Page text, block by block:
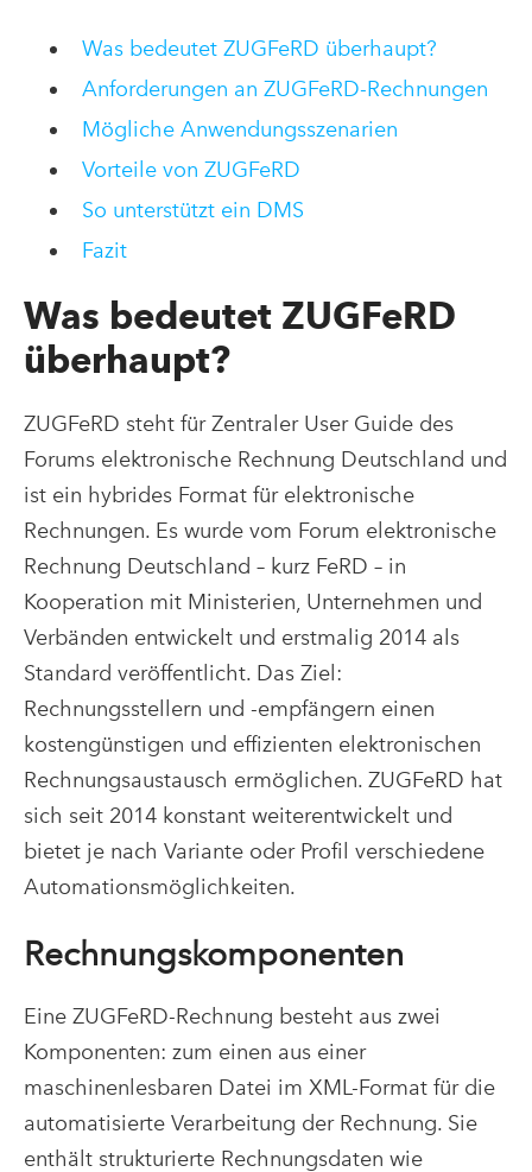
Was bedeutet ZUGFeRD überhaupt?
Anforderungen an ZUGFeRD-Rechnungen
Mögliche Anwendungsszenarien
Vorteile von ZUGFeRD
So unterstützt ein DMS
Fazit
Was bedeutet ZUGFeRD
überhaupt?
ZUGFeRD steht für Zentraler User Guide des
Forums elektronische Rechnung Deutschland und
ist ein hybrides Format für elektronische
Rechnungen. Es wurde vom Forum elektronische
Rechnung Deutschland – kurz FeRD – in
Kooperation mit Ministerien, Unternehmen und
Verbänden entwickelt und erstmalig 2014 als
Standard veröffentlicht. Das Ziel:
Rechnungsstellern und -empfängern einen
kostengünstigen und effizienten elektronischen
Rechnungsaustausch ermöglichen. ZUGFeRD hat
sich seit 2014 konstant weiterentwickelt und
bietet je nach Variante oder Profil verschiedene
Automationsmöglichkeiten.
Rechnungskomponenten
Eine ZUGFeRD-Rechnung besteht aus zwei
Komponenten: zum einen aus einer
maschinenlesbaren Datei im XML-Format für die
automatisierte Verarbeitung der Rechnung. Sie
enthält strukturierte Rechnungsdaten wie